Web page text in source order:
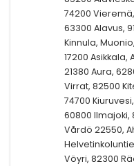
74200
63300 Alavus,
Kinnula,
17200 Asikkala,
21380 Aura,
Virrat, 82500
74700
60800 Ilmajoki,
Vårdö 22550,
Vöyri, 82300